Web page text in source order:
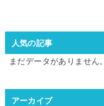
人気の記事
まだデータがありません。
アーカイブ